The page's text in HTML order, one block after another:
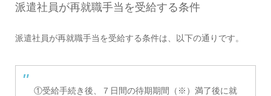
派遣社員が再就職手当を受給する条件
派遣社員が再就職手当を受給する条件は、以下の通りです。
①受給手続き後、７日間の待期期間（※）満了後に就